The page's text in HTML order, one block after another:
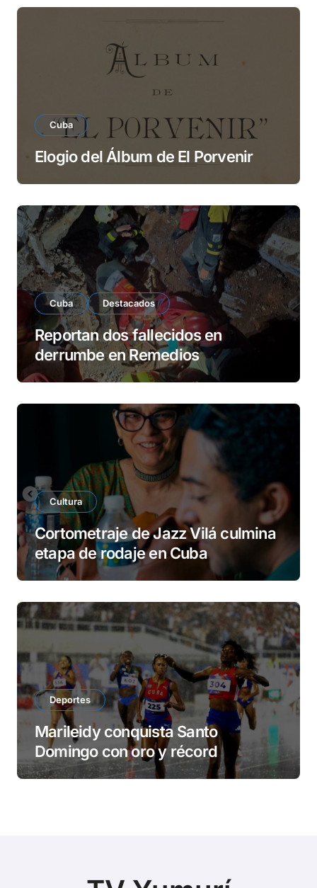
Cuba
Elogio del Álbum de El Porvenir
Cuba Destacados
Reportan dos fallecidos en
derrumbe en Remedios
Cultura
Cortometraje de Jazz Vilá culmina
etapa de rodaje en Cuba
Deportes
Marileidy conquista Santo
Domingo con oro y récord